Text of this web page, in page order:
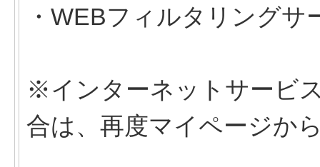
・WEBフィルタリングサ
※インターネットサービ
合は、再度マイページか